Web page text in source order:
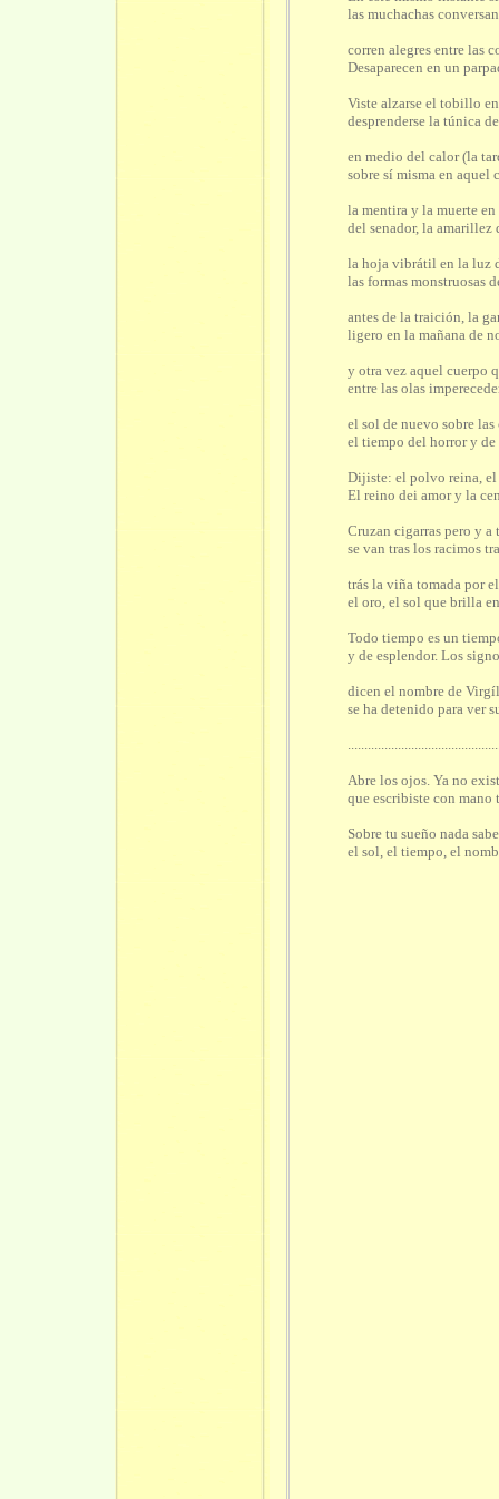
las muchachas
corren alegres entre las
Desaparecen en un
Viste alzarse el tobillo
desprenderse la túnica
en medio del calor (la
sobre sí misma en aquel
la mentira y la muerte en
del senador, la amarillez
la hoja vibrátil en la luz
las formas monstruosas
antes de la traición, la
ligero en la mañana de
y otra vez aquel cuerpo
entre las olas
el sol de nuevo sobre
el tiempo del horror y de
Dijiste: el polvo reina,
El reino dei amor y la
Cruzan cigarras pero y a
se van tras los racimos
trás la viña tomada por
el oro, el sol que brilla
Todo tiempo es un
y de esplendor. Los
dicen el nombre de
se ha detenido para ver
Abre los ojos. Ya no
que escribiste con mano
Sobre tu sueño nada
el sol, el tiempo, el